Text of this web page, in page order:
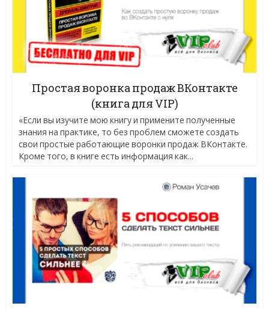
Простая воронка продаж ВКонтакте
(книга для VIP)
«Если вы изучите мою книгу и примените полученные
знания на практике, то без проблем сможете создать
свои простые работающие воронки продаж ВКонтакте.
Кроме того, в книге есть информация как...